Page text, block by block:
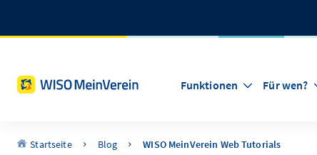
Funktionen Für wen?
Startseite Blog WISO MeinVerein Web Tutorials